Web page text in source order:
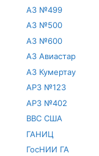
АЗ №499
АЗ №500
АЗ №600
АЗ Авиастар
АЗ Кумертау
АРЗ №123
АРЗ №402
ВВС США
ГАНИЦ
ГосНИИ ГА